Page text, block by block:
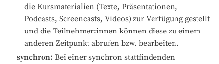
die Kursmaterialien (Texte, Präsentationen,
Podcasts, Screencasts, Videos) zur Verfügung gestellt
und die Teilnehmer:innen können diese zu einem
anderen Zeitpunkt abrufen bzw. bearbeiten.
synchron: Bei einer synchron stattfindenden